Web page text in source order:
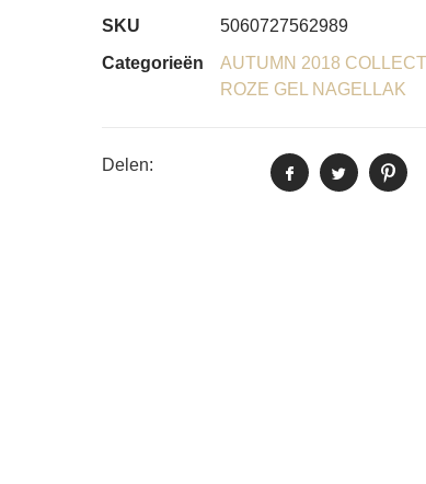
SKU
5060727562989
Categorieën
AUTUMN 2018
ROZE GEL NAGELLAK
Delen: